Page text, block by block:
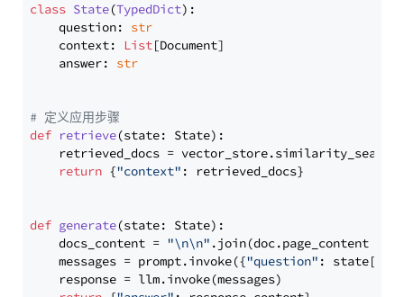
class State(TypedDict):
    question:
str
    context:
List[Document]
    answer:
str
# 定义应用步骤
def retrieve(state: State):
retrieved_docs =
return {"context" : retrieved_docs}
def generate(state: State):
    docs_content =
"\n\n" .join(doc.page_content
    messages = prompt.invoke({
"question" : state[
    response = llm.invoke(messages)